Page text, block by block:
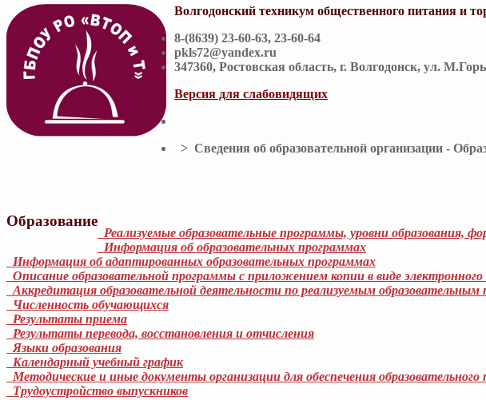
Волгодонский техникум общественного питания и
8-(8639) 23-60-63, 23-60-64
pkls72@yandex.ru
347360, Ростовская область, г. Волгодонск, ул.
Версия для слабовидящих
> Сведения об образовательной организации -
Образование
Реализуемые образовательные программы, уровни образования,
Информация об образовательных программах
Информация об адаптированных образовательных программах
Описание образовательной программы с приложением копии в виде
Аккредитация образовательной деятельности по реализуемым образовательным
Численность обучающихся
Результаты приема
Результаты перевода, восстановления и отчисления
Языки образования
Календарный учебный график
Методические и иные документы организации для обеспечения образовательного
Трудоустройство выпускников